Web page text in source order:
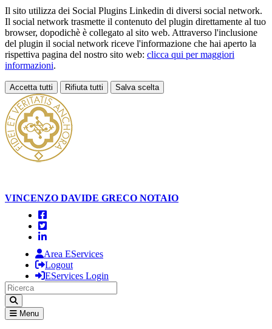
Il sito utilizza dei Social Plugins Linkedin di diversi social network.
Il social network trasmette il contenuto del plugin direttamente al tuo
browser, dopodichè è collegato al sito web. Attraverso l'inclusione
del plugin il social network riceve l'informazione che hai aperto la
rispettiva pagina del nostro sito web: clicca qui per maggiori
informazioni.
Accetta tutti Rifiuta tutti Salva scelta
Loading...
VINCENZO DAVIDE GRECO NOTAIO
Area EServices
Logout
EServices Login
Menu